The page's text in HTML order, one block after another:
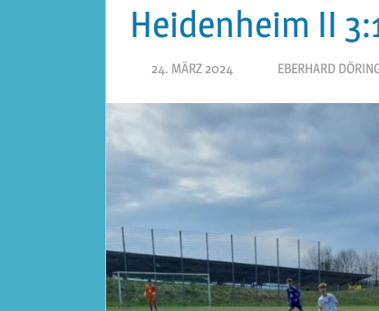
Heidenheim II
24. MÄRZ 2024 EBERHARD